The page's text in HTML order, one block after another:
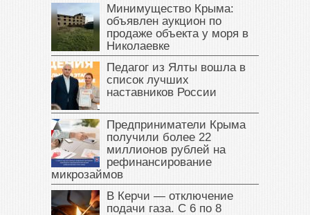
Минимущество Крыма:
объявлен аукцион по
продаже объекта у моря в
Николаевке
Педагог из Ялты вошла в
список лучших
наставников России
Предприниматели Крыма
получили более 22
миллионов рублей на
рефинансирование
микрозаймов
В Керчи — отключение
подачи газа. С 6 по 8